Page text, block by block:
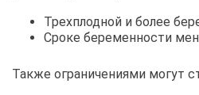
Трехплодной и более
Сроке беременности
Также ограничениями могут